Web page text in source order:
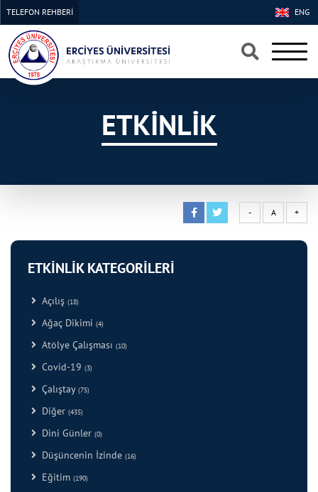
×
×
ENG
TELEFON REHBERİ
ETKİNLİK
- A +
ETKİNLİK KATEGORİLERİ
Açılış (18)
Ağaç Dikimi (4)
Atölye Çalışması (10)
Covid-19 (3)
Çalıştay (75)
Diğer (435)
Dini Günler (0)
Düşüncenin İzinde (16)
Eğitim (190)